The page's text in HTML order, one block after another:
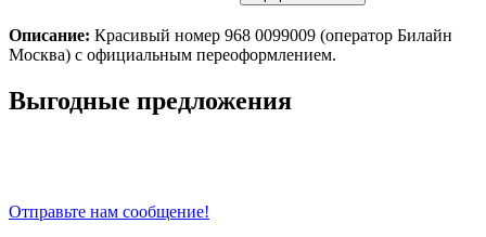
Описание: Красивый номер 968 0099009 (оператор Билайн
Москва) с официальным переоформлением.
Scroll
Up
Выгодные предложения
Отправьте нам сообщение!